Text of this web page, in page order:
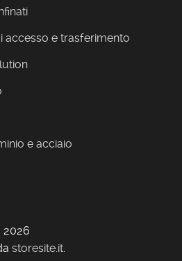
accesso e trasferimento
e acciaio
2026
storesite.it.